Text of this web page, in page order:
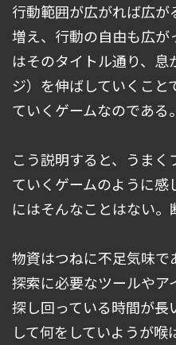
行動範囲が広がれば広
増え、行動の自由も広
はそのタイトル通り、
ジ）を伸ばしていくこ
ていくゲームなのである。
こう説明すると、うま
ていくゲームのように
にはそんなことはない。
物資はつねに不足気味で
探索に必要なツールやア
探し回っている時間が長
して何をしていようが